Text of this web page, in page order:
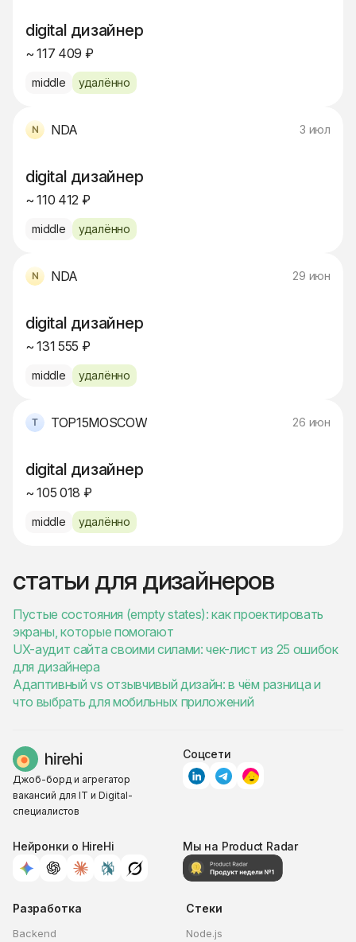
digital дизайнер
~ 117 409 ₽
middle удалённо
NDA 3 июл
digital дизайнер
~ 110 412 ₽
middle удалённо
NDA 29 июн
digital дизайнер
~ 131 555 ₽
middle удалённо
TOP15MOSCOW 26 июн
digital дизайнер
~ 105 018 ₽
middle удалённо
статьи для дизайнеров
Пустые состояния (empty states): как проектировать
экраны, которые помогают
UX-аудит сайта своими силами: чек-лист из 25 ошибок
для дизайнера
Адаптивный vs отзывчивый дизайн: в чём разница и
что выбрать для мобильных приложений
Джоб-борд и агрегатор
вакансий для IT и Digital-
специалистов
Соцсети
Нейронки о HireHi Мы на Product Radar
Разработка
Backend
Стеки
Node.js